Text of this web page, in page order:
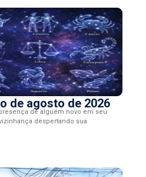
de agosto de 2026
de alguém novo em seu
despertando sua